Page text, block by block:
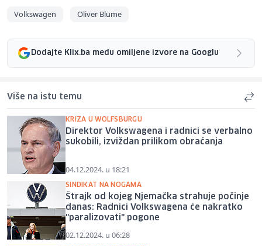
Volkswagen Oliver Blume
Dodajte Klix.ba među omiljene izvore na Googlu
Više na istu temu
KRIZA U WOLFSBURGU
Direktor Volkswagena i radnici se verbalno
sukobili, izviždan prilikom obraćanja
04.12.2024. u 18:21
SINDIKAT NA NOGAMA
Štrajk od kojeg Njemačka strahuje počinje
danas: Radnici Volkswagena će nakratko
"paralizovati" pogone
02.12.2024. u 06:28